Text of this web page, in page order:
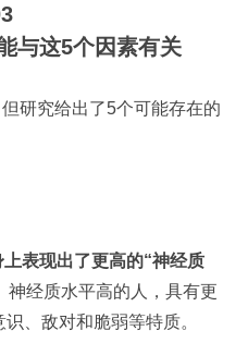
与这5个因素有关
研究给出了5个可能存在的
表现出了更高的“神经质
神经质水平高的人，具有更
、敌对和脆弱等特质。